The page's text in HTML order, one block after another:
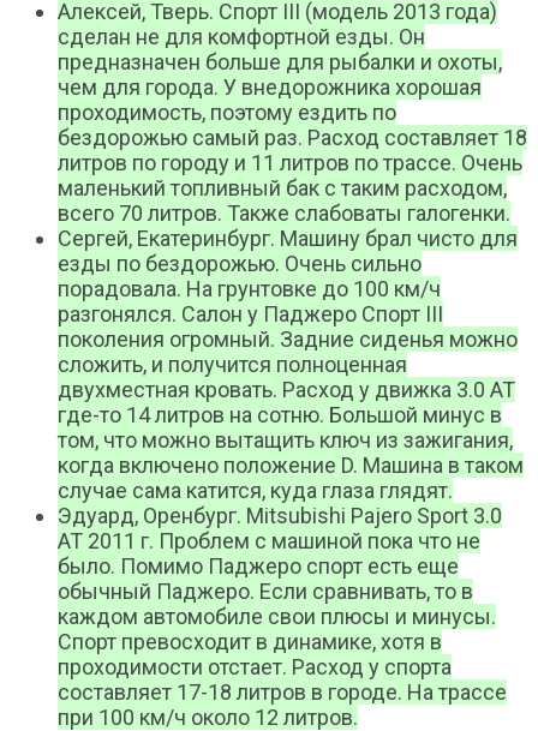
Алексей, Тверь. Спорт III (модель 2013 года)
сделан не для комфортной езды. Он
предназначен больше для рыбалки и охоты,
чем для города. У внедорожника хорошая
проходимость, поэтому ездить по
бездорожью самый раз. Расход составляет 18
литров по городу и 11 литров по трассе. Очень
маленький топливный бак с таким расходом,
всего 70 литров. Также слабоваты галогенки.
Сергей, Екатеринбург. Машину брал чисто для
езды по бездорожью. Очень сильно
порадовала. На грунтовке до 100 км/ч
разгонялся. Салон у Паджеро Спорт III
поколения огромный. Задние сиденья можно
сложить, и получится полноценная
двухместная кровать. Расход у движка 3.0 АТ
где-то 14 литров на сотню. Большой минус в
том, что можно вытащить ключ из зажигания,
когда включено положение D. Машина в таком
случае сама катится, куда глаза глядят.
Эдуард, Оренбург. Mitsubishi Pajero Sport 3.0
AT 2011 г. Проблем с машиной пока что не
было. Помимо Паджеро спорт есть еще
обычный Паджеро. Если сравнивать, то в
каждом автомобиле свои плюсы и минусы.
Спорт превосходит в динамике, хотя в
проходимости отстает. Расход у спорта
составляет 17-18 литров в городе. На трассе
при 100 км/ч около 12 литров.